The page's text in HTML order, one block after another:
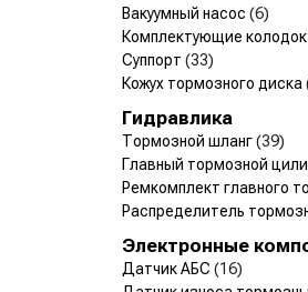
Вакуумный насос (6)
Комплектующие колодок
Суппорт (33)
Кожух тормозного диска
Гидравлика
Тормозной шланг(39)
Главный тормозной
Ремкомплект главного
Распределитель
Электронные
Датчик АБС (16)